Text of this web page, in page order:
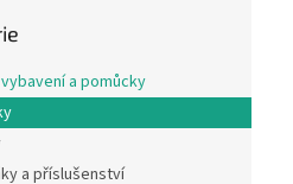
a pomůcky
a příslušenství